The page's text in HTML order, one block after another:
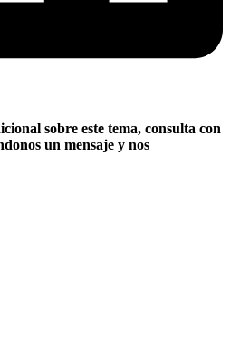
sobre este tema, consulta con
un mensaje y nos